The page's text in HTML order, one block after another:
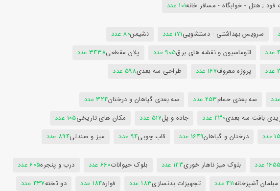
; هتل - خوابگاه - مسافر خانه101 عدد
سرویس بهداشتی - دستشویی171 عدد نشیمن80 عدد
اتوماسیون و نقشه های برق905 عدد پلان مقطعی3438 عدد
پروژه معروف167 عدد طراحی سه بعدی598 عدد
سه بعدی حمام253 عدد سه بعدی گیاهان و درختان324 عدد
بافت سه بعدی230 عدد جاده و پل517 عدد مکان های تاریخی105 عدد
درختان و گیاهان1649 عدد قاب چوبی94 عدد میز و صندلی894 عدد
1655 عدد بلوک میز ناهار خوری123 عدد بلوک حیوانات660 عدد درب و پنجره605 عدد
آشپزخانه411 عدد تجهیزات بدنسازی183 عدد فواره184 عدد دو تخته437 عدد